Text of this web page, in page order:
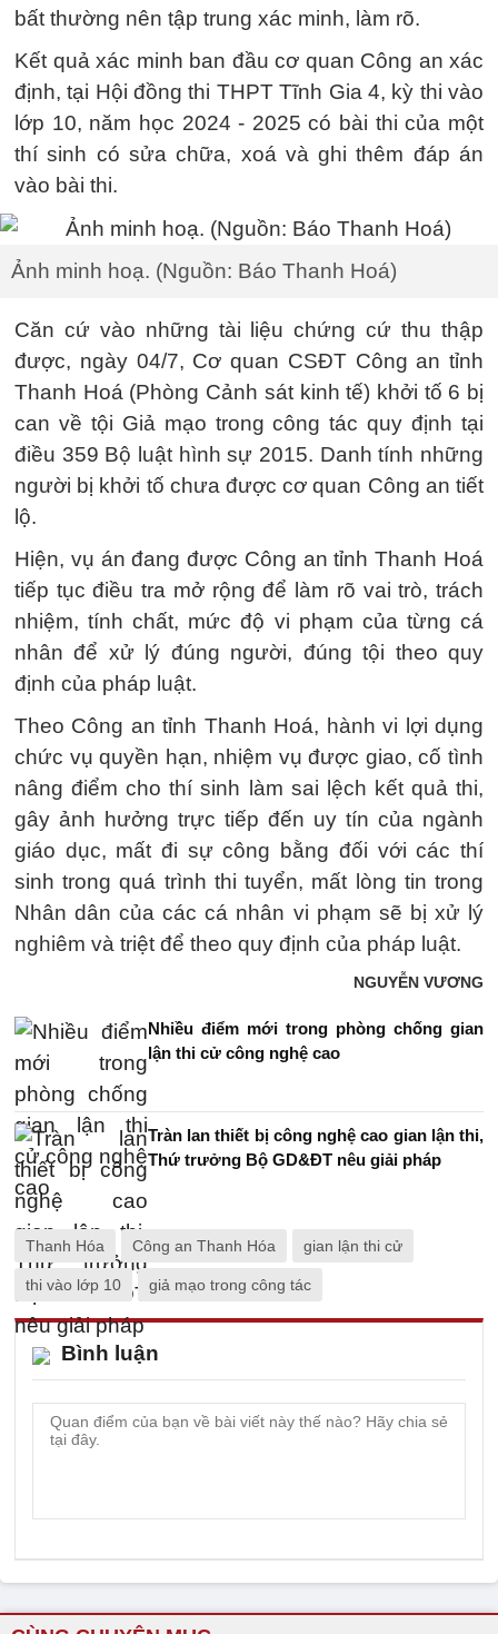
bất thường nên tập trung xác minh, làm rõ.
Kết quả xác minh ban đầu cơ quan Công an xác
định, tại Hội đồng thi THPT Tĩnh Gia 4, kỳ thi vào
lớp 10, năm học 2024 - 2025 có bài thi của một
thí sinh có sửa chữa, xoá và ghi thêm đáp án
vào bài thi.
Ảnh minh hoạ. (Nguồn: Báo Thanh Hoá)
Căn cứ vào những tài liệu chứng cứ thu thập
được, ngày 04/7, Cơ quan CSĐT Công an tỉnh
Thanh Hoá (Phòng Cảnh sát kinh tế) khởi tố 6 bị
can về tội Giả mạo trong công tác quy định tại
điều 359 Bộ luật hình sự 2015. Danh tính những
người bị khởi tố chưa được cơ quan Công an tiết
lộ.
Hiện, vụ án đang được Công an tỉnh Thanh Hoá
tiếp tục điều tra mở rộng để làm rõ vai trò, trách
nhiệm, tính chất, mức độ vi phạm của từng cá
nhân để xử lý đúng người, đúng tội theo quy
định của pháp luật.
Theo Công an tỉnh Thanh Hoá, hành vi lợi dụng
chức vụ quyền hạn, nhiệm vụ được giao, cố tình
nâng điểm cho thí sinh làm sai lệch kết quả thi,
gây ảnh hưởng trực tiếp đến uy tín của ngành
giáo dục, mất đi sự công bằng đối với các thí
sinh trong quá trình thi tuyển, mất lòng tin trong
Nhân dân của các cá nhân vi phạm sẽ bị xử lý
nghiêm và triệt để theo quy định của pháp luật.
NGUYỄN VƯƠNG
Nhiều điểm mới trong phòng chống gian
lận thi cử công nghệ cao
Tràn lan thiết bị công nghệ cao gian lận thi,
Thứ trưởng Bộ GD&ĐT nêu giải pháp
Thanh Hóa Công an Thanh Hóa gian lận thi cử
thi vào lớp 10 giả mạo trong công tác
Bình luận